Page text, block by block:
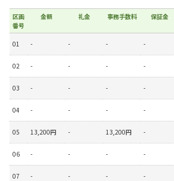
区画
番号
金額 礼金 事務手数料 保証金
01 - - - -
02 - - - -
03 - - - -
04 - - - -
05 13,200円 - 13,200円 -
06 - - - -
07 - - - -